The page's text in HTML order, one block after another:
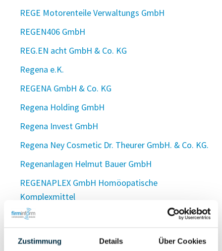
Zustimmung Details Über Cookies
REGE Motorenteile Verwaltungs GmbH
REGEN406 GmbH
REG.EN acht GmbH & Co. KG
Regena e.K.
REGENA GmbH & Co. KG
Regena Holding GmbH
Regena Invest GmbH
Regena Ney Cosmetic Dr. Theurer GmbH. & Co. KG.
Regenanlagen Helmut Bauer GmbH
REGENAPLEX GmbH Homöopatische
Komplexmittel
RegEnaR GmbH Regenerative Energien aus der
Regenauer GmbH KFZ-Meisterbetrieb